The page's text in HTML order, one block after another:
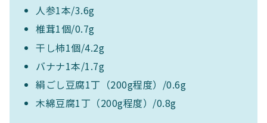
人参1本/3.6g
椎茸1個/0.7g
干し柿1個/4.2g
バナナ1本/1.7g
絹ごし豆腐1丁（200g程度）/0.6g
木綿豆腐1丁（200g程度）/0.8g